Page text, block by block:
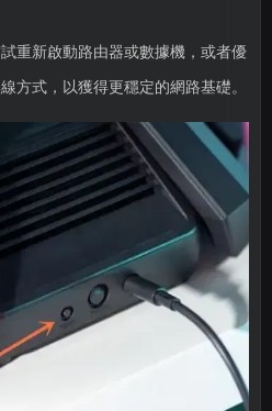
重新啟動路由器或數據機，或者優
方式，以獲得更穩定的網路基礎。